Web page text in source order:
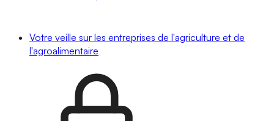
Votre veille sur les entreprises de l'agriculture et de
l'agroalimentaire